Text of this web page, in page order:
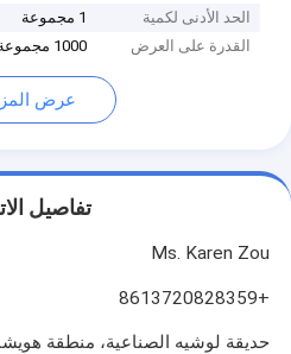
الحد الأدنى لكمية
1 مجموعة
القدرة على العرض
1000 مجموعة/شهر
عرض
تفاصيل
Ms. Karen Zou
+8613720828359
حديقة لوشيه الصناعية، منطقة